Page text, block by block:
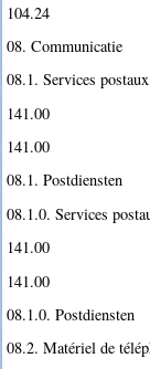
104.24
08. Communicatie
08.1. Services postaux
141.00
141.00
08.1. Postdiensten
08.1.0. Services
141.00
141.00
08.1.0. Postdiensten
08.2. Matériel de